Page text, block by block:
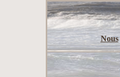
Nous